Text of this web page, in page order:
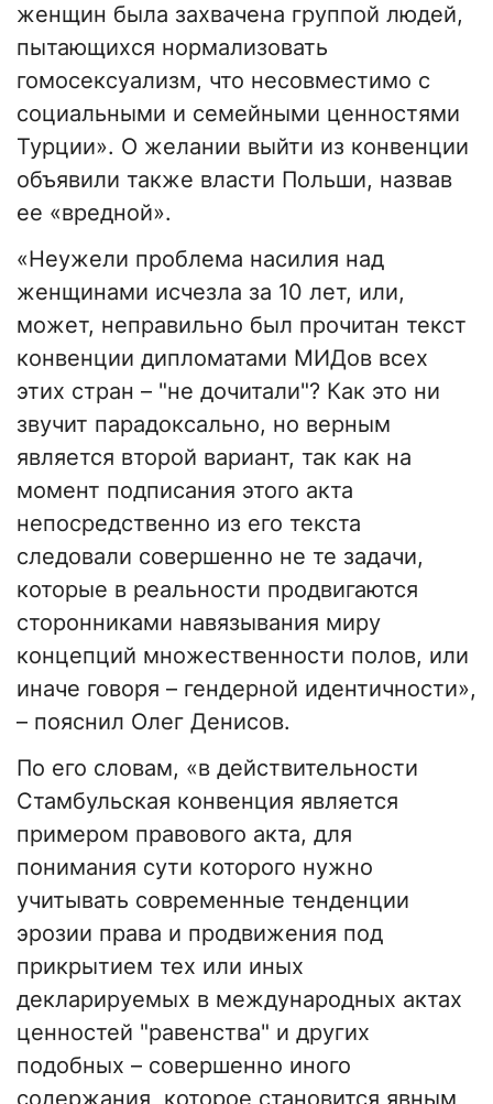
женщин была захвачена группой людей,
пытающихся нормализовать
гомосексуализм, что несовместимо с
социальными и семейными ценностями
Турции». О желании выйти из конвенции
объявили также власти Польши, назвав
ее «вредной».
«Неужели проблема насилия над
женщинами исчезла за 10 лет, или,
может, неправильно был прочитан текст
конвенции дипломатами МИДов всех
этих стран – "не дочитали"? Как это ни
звучит парадоксально, но верным
является второй вариант, так как на
момент подписания этого акта
непосредственно из его текста
следовали совершенно не те задачи,
которые в реальности продвигаются
сторонниками навязывания миру
концепций множественности полов, или
иначе говоря – гендерной идентичности»,
– пояснил Олег Денисов.
По его словам, «в действительности
Стамбульская конвенция является
примером правового акта, для
понимания сути которого нужно
учитывать современные тенденции
эрозии права и продвижения под
прикрытием тех или иных
декларируемых в международных актах
ценностей "равенства" и других
подобных – совершенно иного